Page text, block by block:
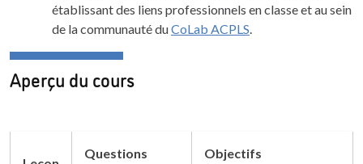
établissant des liens professionnels en classe et au sein
de la communauté duCoLab ACPLS.
Aperçu du cours
Questions
Objectifs